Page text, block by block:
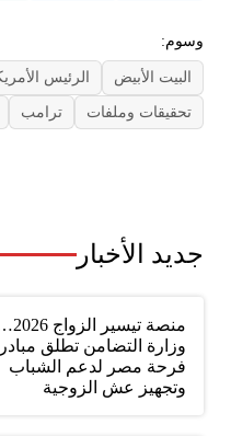
وسوم:
البيت الأبيض الرئيس
تحقيقات وملفات
ترامب
جديد الأخبار
منصة تيسير
وزارة التضامن تطلق
فرحة مصر لدعم الشباب
وتجهيز عش الزوجية